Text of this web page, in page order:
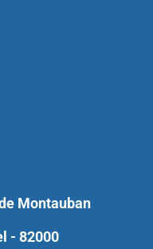
Montauban
- 82000